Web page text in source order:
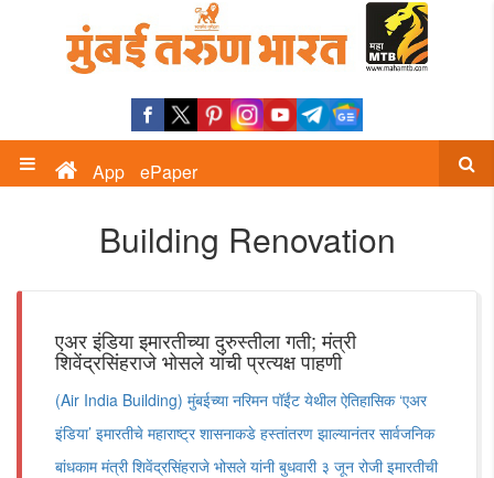
App ePaper
Building Renovation
एअर इंडिया इमारतीच्या दुरुस्तीला गती; मंत्री
शिवेंद्रसिंहराजे भोसले यांची प्रत्यक्ष पाहणी
(Air India Building) मुंबईच्या नरिमन पॉईंट येथील ऐतिहासिक ‘एअर
इंडिया’ इमारतीचे महाराष्ट्र शासनाकडे हस्तांतरण झाल्यानंतर सार्वजनिक
बांधकाम मंत्री शिवेंद्रसिंहराजे भोसले यांनी बुधवारी ३ जून रोजी इमारतीची